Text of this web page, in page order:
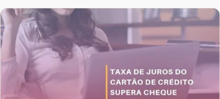
Sobre
Blog
Fale Conosco